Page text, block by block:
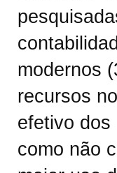
modernos
recursos
efetivo dos
como não